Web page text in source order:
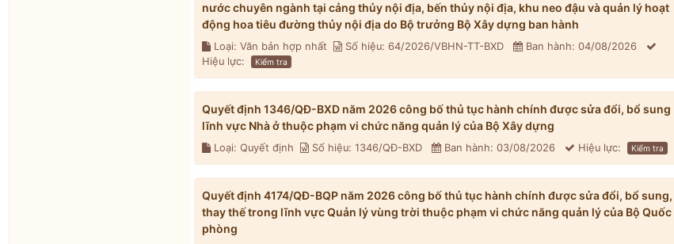
nước chuyên ngành tại cảng thủy nội địa, bến thủy nội địa, khu neo đậu và quản lý hoạt
động hoa tiêu đường thủy nội địa do Bộ trưởng Bộ Xây dựng ban hành
Loại: Văn bản hợp nhất Số hiệu: 64/2026/VBHN-TT-BXD
Ban hành: 04/08/2026
Hiệu lực:
Kiểm tra
Quyết định 1346/QĐ-BXD năm 2026 công bố thủ tục hành chính được sửa đổi, bổ sung
lĩnh vực Nhà ở thuộc phạm vi chức năng quản lý của Bộ Xây dựng
Loại: Quyết định Số hiệu: 1346/QĐ-BXD Ban hành: 03/08/2026 Hiệu lực: Kiểm tra
Quyết định 4174/QĐ-BQP năm 2026 công bố thủ tục hành chính được sửa đổi, bổ sung,
thay thế trong lĩnh vực Quản lý vùng trời thuộc phạm vi chức năng quản lý của Bộ Quốc
phòng